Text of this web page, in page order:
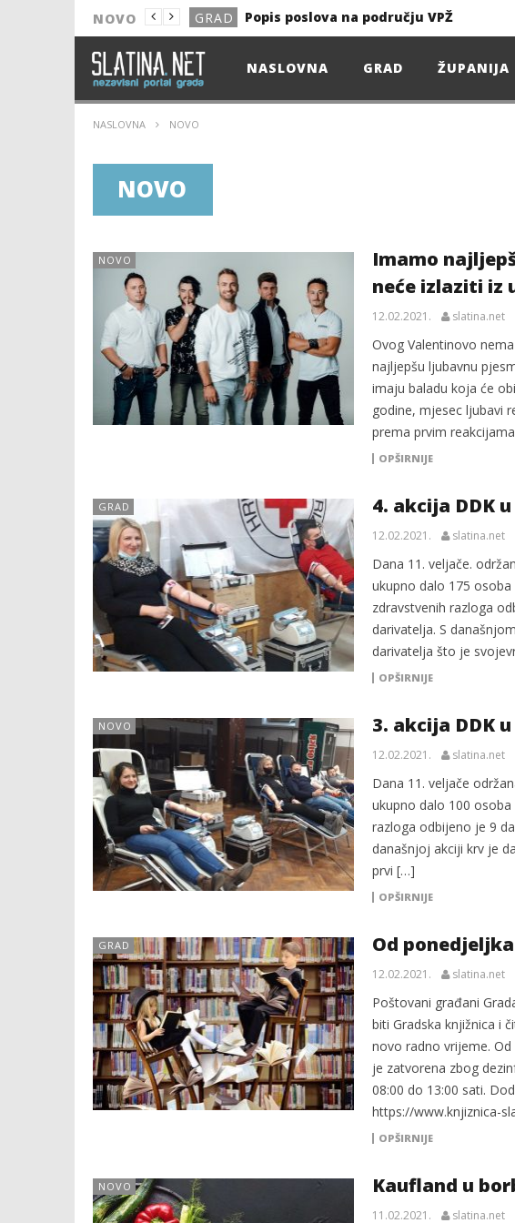
NOVO GRAD
Popis poslova na području VPŽ
NOVO
NOVO
GRAD
Prekid isporuke plina
NOVO
Od uboda insekata do sunčanice
GRAD
Popis poslova na području VPŽ
NASLOVNA GRAD ŽUPANIJA
NASLOVNA NOVO
NOVO
NOVO
Imamo
neće izlaziti iz
12.02.2021. slatina.net
Ovog Valentinovo
najljepšu ljubavnu
imaju baladu koja će
godine, mjesec ljubavi
prema prvim
OPŠIRNIJE
GRAD 4. akcija DDK
12.02.2021. slatina.net
Dana 11. veljače.
ukupno dalo 175
zdravstvenih razloga
darivatelja. S
darivatelja što je
OPŠIRNIJE
NOVO 3. akcija DDK
12.02.2021. slatina.net
Dana 11. veljače
ukupno dalo 100
razloga odbijeno je 9
današnjoj akciji krv je
prvi […]
OPŠIRNIJE
GRAD Od
12.02.2021. slatina.net
Poštovani građani
biti Gradska knjižnica i
novo radno vrijeme.
je zatvorena zbog
08:00 do 13:00 sati.
https://www.knjiznica-
OPŠIRNIJE
NOVO Kaufland u
11.02.2021. slatina.net